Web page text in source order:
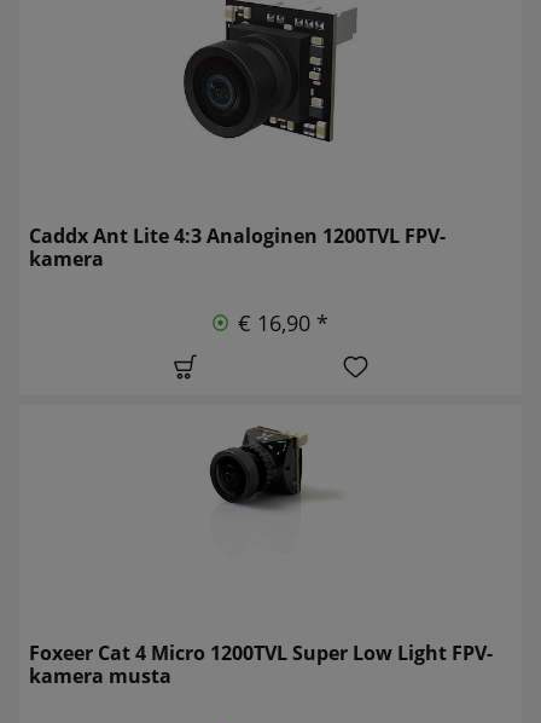
Caddx Ant Lite 4:3 Analoginen 1200TVL FPV-
kamera
€ 16,90 *
Foxeer Cat 4 Micro 1200TVL Super Low Light FPV-
kamera musta